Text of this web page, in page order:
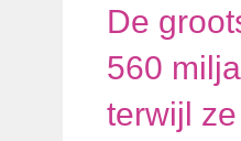
De
560
terwijl